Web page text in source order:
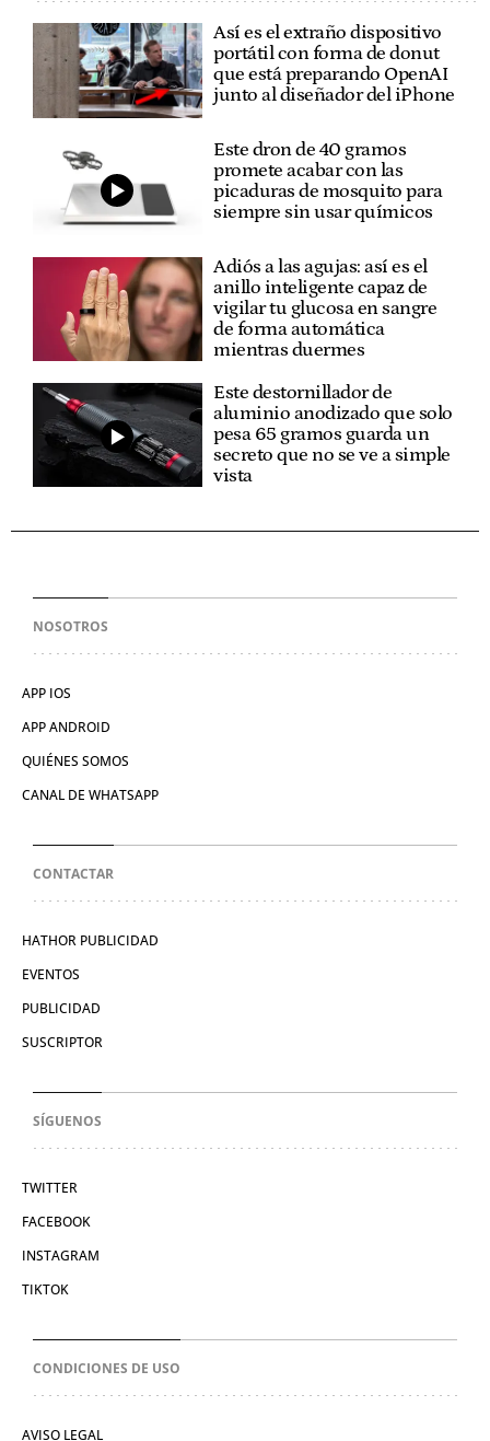
Así es el extraño dispositivo
portátil con forma de donut
que está preparando OpenAI
junto al diseñador del iPhone
Este dron de 40 gramos
promete acabar con las
picaduras de mosquito para
siempre sin usar químicos
Adiós a las agujas: así es el
anillo inteligente capaz de
vigilar tu glucosa en sangre
de forma automática
mientras duermes
Este destornillador de
aluminio anodizado que solo
pesa 65 gramos guarda un
secreto que no se ve a simple
vista
NOSOTROS
APP IOS
APP ANDROID
QUIÉNES SOMOS
CANAL DE WHATSAPP
CONTACTAR
HATHOR PUBLICIDAD
EVENTOS
PUBLICIDAD
SUSCRIPTOR
SÍGUENOS
TWITTER
FACEBOOK
INSTAGRAM
TIKTOK
CONDICIONES DE USO
AVISO LEGAL